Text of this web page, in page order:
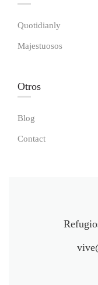
Quotidianly
Majestuosos
Otros
Blog
Contact